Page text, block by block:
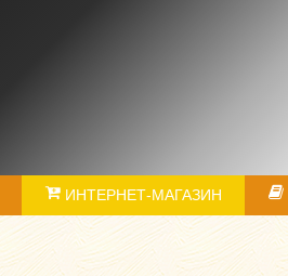
ИНТЕРНЕТ-МАГАЗИН